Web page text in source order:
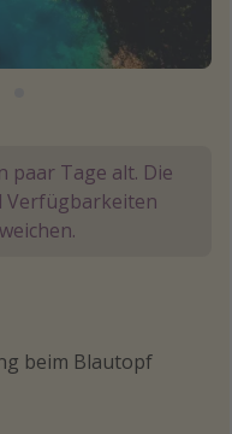
paar Tage alt. Die
Verfügbarkeiten
beim Blautopf